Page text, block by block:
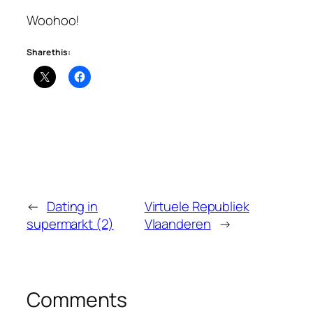
Woohoo!
Share this:
← Dating in
supermarkt (2)
Virtuele Republiek
Vlaanderen →
Comments